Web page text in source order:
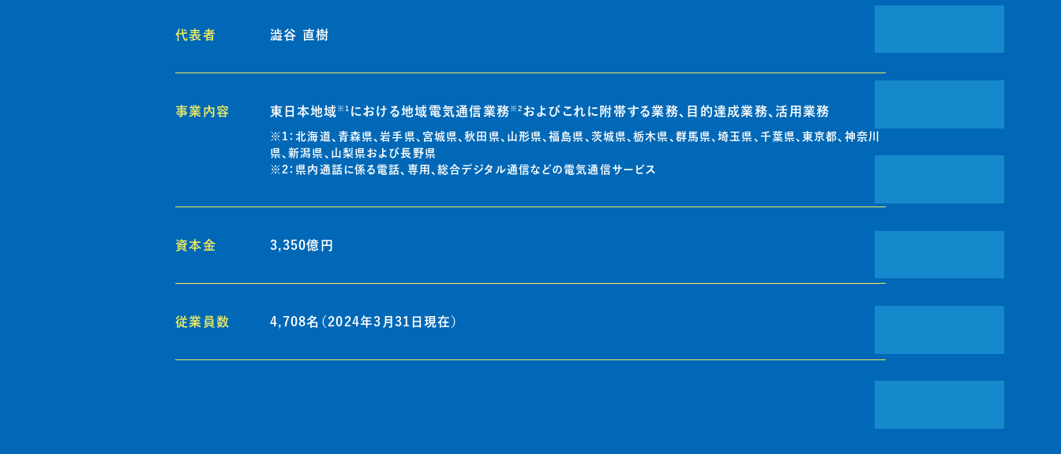
代表者 澁谷 直樹
事業内容 東日本地域 ※1 における地域電気通信業務 ※2 およびこれに附帯する業務、目的達成業務、活用業務
※1：北海道、青森県、岩手県、宮城県、秋田県、山形県、福島県、茨城県、栃木県、群馬県、埼玉県、千葉県、東京都、神奈川
県、新潟県、山梨県および長野県
※2：県内通話に係る電話、専用、総合デジタル通信などの電気通信サービス
資本金 3,350億円
従業員数 4,708名（2024年3月31日現在）